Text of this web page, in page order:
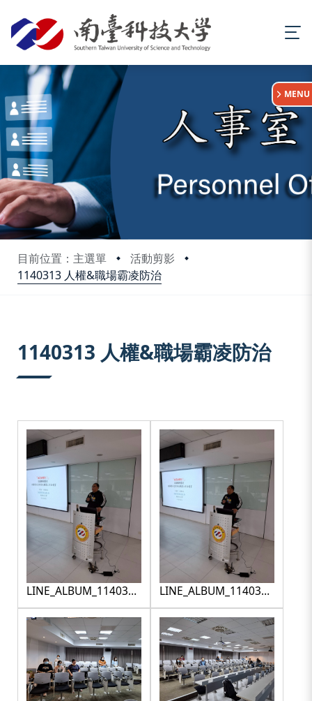
目前位置：主選單
活動剪影
1140313 人權&職場霸凌防治
:::
MENU
1140313 人權&職場霸凌防治
LINE_ALBUM_1140313
人權＆職場暴力
_250313_1
LINE_ALBUM_1140313
人權＆職場暴力
_250313_2